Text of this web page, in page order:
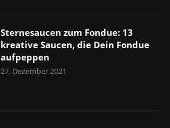
Sternesaucen zum Fondue: 13
kreative Saucen, die Dein Fondue
aufpeppen
27. Dezember 2021